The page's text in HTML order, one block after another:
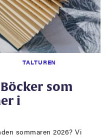
TALTUREN
som
i
sommaren 2026? Vi